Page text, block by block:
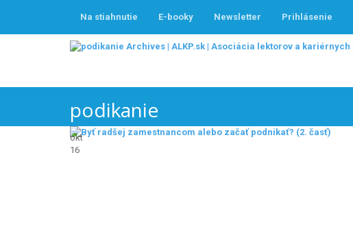
Na stiahnutie E-booky Newsletter Prihlásenie
podikanie
okt
16